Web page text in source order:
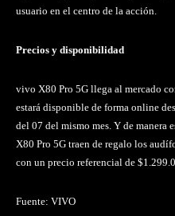
usuario en el centro de la acción.
Precios y disponibilidad
vivo X80 Pro 5G llega al mercado
estará disponible de forma online
del 07 del mismo mes. Y de manera
X80 Pro 5G traen de regalo los
con un precio referencial de
Fuente: VIVO